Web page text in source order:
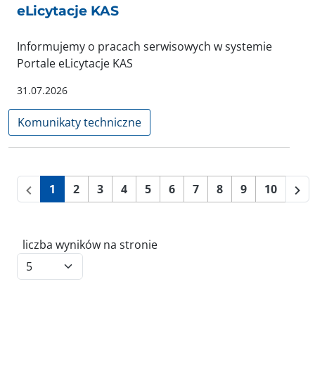
eLicytacje KAS
Informujemy o pracach serwisowych w systemie
Portale eLicytacje KAS
31.07.2026
Komunikaty techniczne
1 2 3 4 5 6 7 8 9 10
liczba wyników na stronie